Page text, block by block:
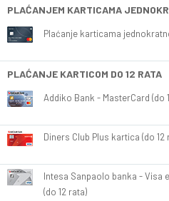
PLAĆANJEM KARTICAMA
Plaćanje karticama
PLAĆANJE KARTICOM DO 12 RATA
Addiko Bank - MasterCard (do
Diners Club Plus kartica (do 12
Intesa Sanpaolo banka - Visa
(do 12 rata)